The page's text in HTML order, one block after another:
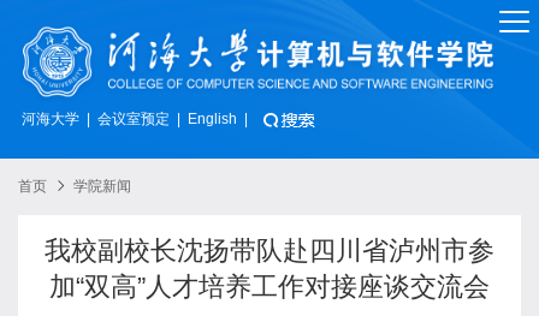
河海大学 会议室预定 English
首页 学院新闻
我校副校长沈扬带队赴四川省泸州市参
加“双高”人才培养工作对接座谈交流会